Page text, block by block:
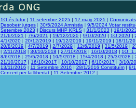
1O és futur| 11 setembre 2025 | 17 maig 2025 | Comunicats
Desobeïr jutges | 30/5/2024 Amnistia | 9/5/2024 Votar
Setembre 2023 | Discurs MHP KRLS | 31/1/2023 | 19/1/
21/6/2021 | 7/6/2021 | 19/12/2020 | 9/10/2020 | 1O 2020 |
4/1/2020 | 20/12/2019 | 19/12/2019 | 19/11/2019 | 18/11/
20/8/2019 | 4/7/2019 | 2/7/2029 | 12/6/2019 | 31/5/2019 |
| 2/11/2018 | 30/10/2018 | 27/10/2018 | 16/10/2018 | 1O: 1
8/6/2018 | 25/5/2018 | 10/5/2018 | 15/4/2018 | 25/3/2028 |
21/10/2017 | 16/10/2017 | 10/10/2017 | 6/10/2017 | 3/10/
13/11/2016 | 11 Setembre 2016 | 28/1/2016 Constituïm | 9/
Concert per la llibertat | 11 Setembre 2012 |